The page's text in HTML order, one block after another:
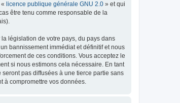
licence publique générale GNU 2.0 » et qui
être tenu comme responsable de la
législation de votre pays, du pays dans
bannissement immédiat et définitif et nous
de ces conditions. Vous acceptez le
si nous estimons cela nécessaire. En tant
pas diffusées à une tierce partie sans
à compromettre vos données.